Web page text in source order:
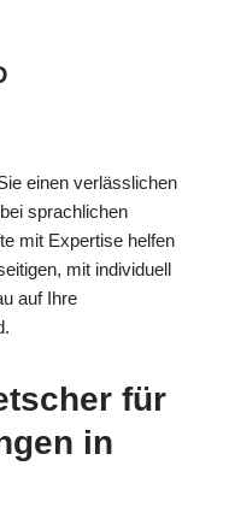
einen verlässlichen
sprachlichen
mit Expertise helfen
mit individuell
auf Ihre
für
in